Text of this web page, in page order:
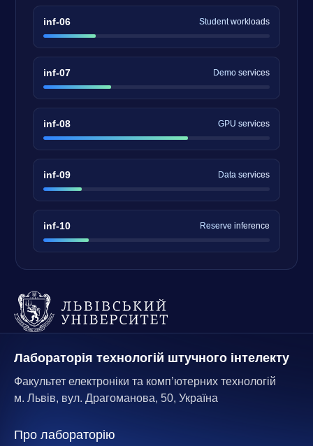
inf-06 Student workloads
inf-07 Demo services
inf-08 GPU services
inf-09 Data services
inf-10 Reserve inference
Лабораторія технологій штучного інтелекту
Факультет електроніки та комп’ютерних технологій
м. Львів, вул. Драгоманова, 50, Україна
Про лабораторію